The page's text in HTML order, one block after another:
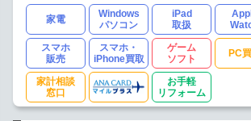
家電
Windows
パソコン
iPad
取扱
スマホ
販売
スマホ・
iPhone買取
ゲーム
ソフト
PC
家計相談
窓口
お手軽
リフォーム